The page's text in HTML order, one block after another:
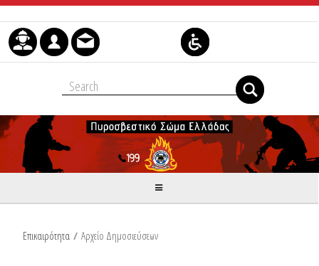
Μετάβαση στο περιεχόμενο
Επικαιρότητα / Αρχείο Δημοσιεύσεων